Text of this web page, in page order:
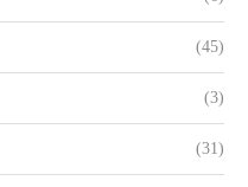
(45)
(3)
(31)